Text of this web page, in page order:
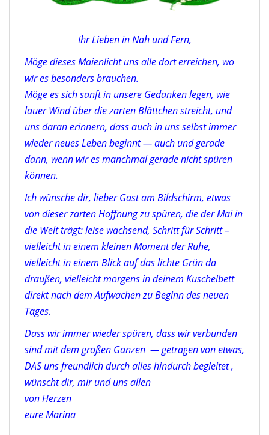
Ihr Lieben in Nah und Fern,
Möge dieses Maienlicht uns alle dort erreichen, wo
wir es besonders brauchen.
Möge es sich sanft in unsere Gedanken legen, wie
lauer Wind über die zarten Blättchen streicht, und
uns daran erinnern, dass auch in uns selbst immer
wieder neues Leben beginnt — auch und gerade
dann, wenn wir es manchmal gerade nicht spüren
können.
Ich wünsche dir, lieber Gast am Bildschirm, etwas
von dieser zarten Hoffnung zu spüren, die der Mai in
die Welt trägt: leise wachsend, Schritt für Schritt –
vielleicht in einem kleinen Moment der Ruhe,
vielleicht in einem Blick auf das lichte Grün da
draußen, vielleicht morgens in deinem Kuschelbett
direkt nach dem Aufwachen zu Beginn des neuen
Tages.
Dass wir immer wieder spüren, dass wir verbunden
sind mit dem großen Ganzen — getragen von etwas,
DAS uns freundlich durch alles hindurch begleitet ,
wünscht dir, mir und uns allen
von Herzen
eure Marina